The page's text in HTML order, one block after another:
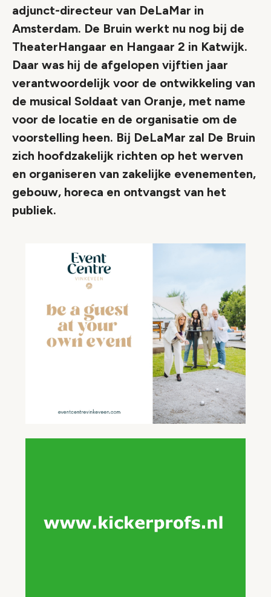
adjunct-directeur van DeLaMar in
Amsterdam. De Bruin werkt nu nog bij de
TheaterHangaar en Hangaar 2 in Katwijk.
Daar was hij de afgelopen vijftien jaar
verantwoordelijk voor de ontwikkeling van
de musical Soldaat van Oranje, met name
voor de locatie en de organisatie om de
voorstelling heen. Bij DeLaMar zal De Bruin
zich hoofdzakelijk richten op het werven
en organiseren van zakelijke evenementen,
gebouw, horeca en ontvangst van het
publiek.